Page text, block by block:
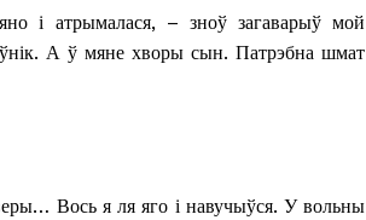
і атрымалася, – зноў загаварыў мой
А ў мяне хворы сын. Патрэбна шмат
Вось я ля яго і навучыўся. У вольны